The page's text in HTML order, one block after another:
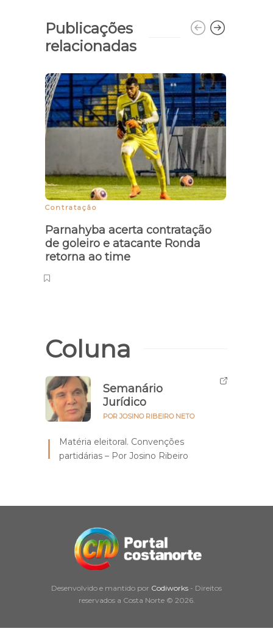
Publicações
relacionadas
Contratação
Parnahyba acerta contratação
de goleiro e atacante Ronda
retorna ao time
Coluna
Semanário
Jurídico
POR JOSINO RIBEIRO NETO
Matéria eleitoral. Convenções
partidárias – Por Josino Ribeiro
Desenvolvido e mantido por Codiworks - Direitos
reservados a Costa Norte © 2026.